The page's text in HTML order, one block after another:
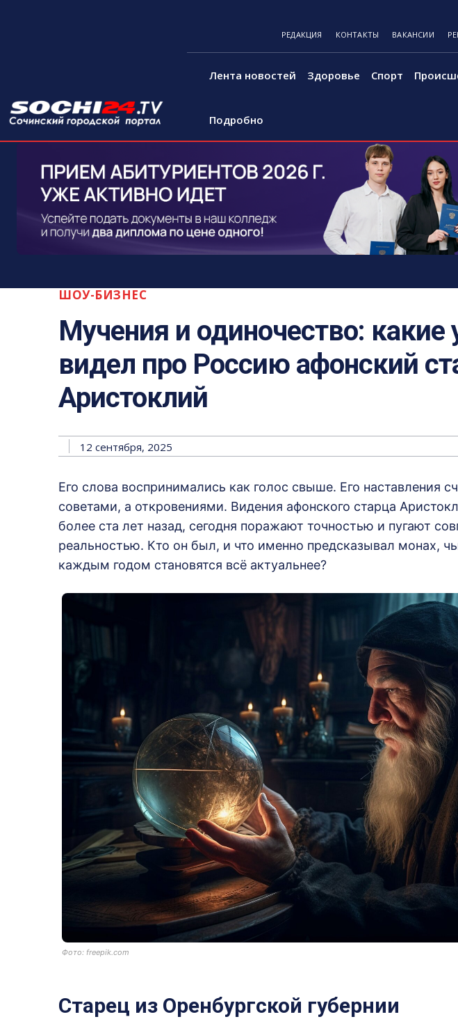
РЕДАКЦИЯ КОНТАКТЫ ВАКАНСИИ
Лента новостей Здоровье Спорт
Подробно
ШОУ-БИЗНЕС
Мучения и одиночество:
видел про Россию афонский
Аристоклий
12 сентября, 2025
Его слова воспринимались как голос свыше. Его наставления
советами, а откровениями. Видения афонского старца
более ста лет назад, сегодня поражают точностью и пугают
реальностью. Кто он был, и что именно предсказывал монах,
каждым годом становятся всё актуальнее?
Фото: freepik.com
Старец из Оренбургской губернии